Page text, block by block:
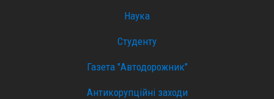
Наука
Студенту
Газета "Автодорожник"
Антикорупційні заходи